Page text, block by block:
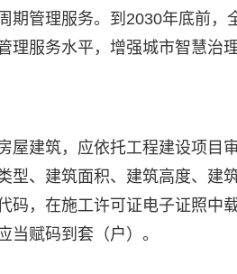
期管理服务。到2030年底前，
理服务水平，增强城市智慧治
屋建筑，应依托工程建设项目
型、建筑面积、建筑高度、建
码，在施工许可证电子证照中
赋码到套（户）。